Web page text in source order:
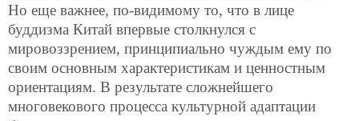
Но еще важнее, по-видимому то, что в лице
буддизма Китай впервые столкнулся с
мировоззрением, принципиально чуждым ему по
своим основным характеристикам и ценностным
ориентациям. В результате сложнейшего
многовекового процесса культурной адаптации